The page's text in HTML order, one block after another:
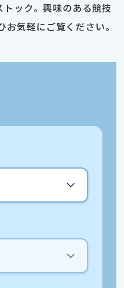
ック。興味のある競技
気軽にご覧ください。